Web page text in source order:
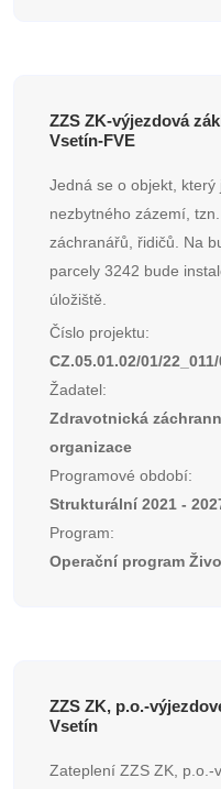
ZZS ZK-výjezdová
Vsetín-FVE
Jedná se o objekt,
nezbytného zázemí,
záchranářů, řidičů. Na
parcely 3242 bude
úložiště.
Číslo projektu:
CZ.05.01.02/01/
Žadatel:
Zdravotnická
organizace
Programové období:
Strukturální 2021 -
Program:
Operační program
ZZS ZK, p.o.-
Vsetín
Zateplení ZZS ZK, p.o.-